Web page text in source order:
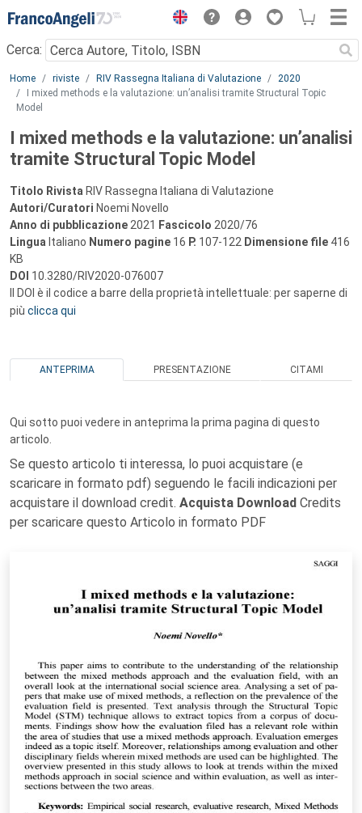
Menu
Cerca:
Main content
Home riviste RIV Rassegna Italiana di Valutazione
2020
I mixed methods e la valutazione: un’analisi tramite Structural Topic
Model
I mixed methods e la valutazione: un’analisi
tramite Structural Topic Model
Titolo Rivista RIV Rassegna Italiana di Valutazione
Autori/Curatori Noemi Novello
Anno di pubblicazione 2021 Fascicolo 2020/76
Lingua Italiano Numero pagine 16 P. 107-122 Dimensione file 416
KB
DOI 10.3280/RIV2020-076007
Il DOI è il codice a barre della proprietà intellettuale: per saperne di
più clicca qui
ANTEPRIMA PRESENTAZIONE CITAMI
Qui sotto puoi vedere in anteprima la prima pagina di questo
articolo.
Se questo articolo ti interessa, lo puoi acquistare (e
scaricare in formato pdf) seguendo le facili indicazioni per
acquistare il download credit. Acquista Download Credits
per scaricare questo Articolo in formato PDF